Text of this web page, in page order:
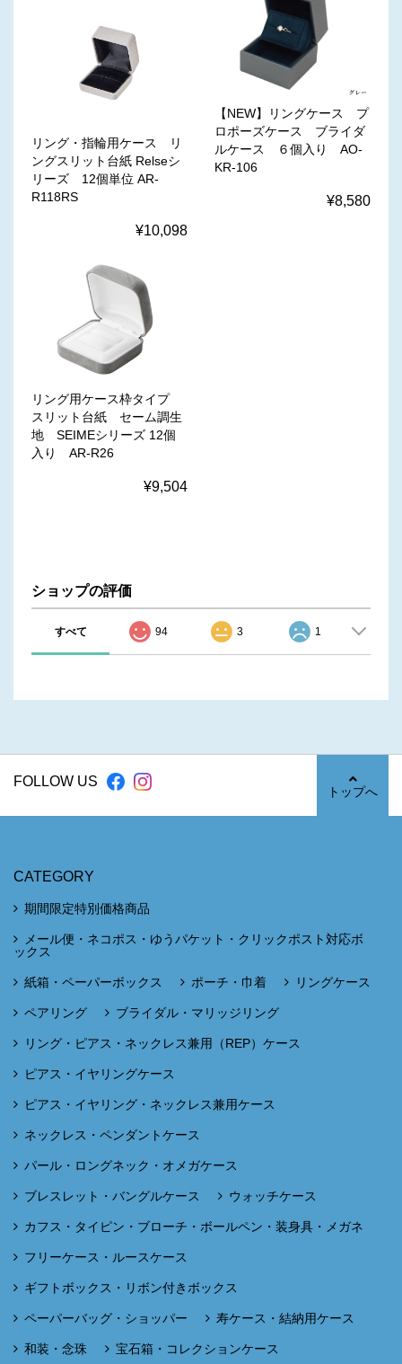
リング・指輪用ケース リ
ングスリット台紙 Relseシ
リーズ 12個単位 AR-
R118RS
¥10,098
【NEW】リングケース プ
ロポーズケース ブライダ
ルケース ６個入り AO-
KR-106
¥8,580
リング用ケース枠タイプ
スリット台紙 セーム調生
地 SEIMEシリーズ 12個
入り AR-R26
¥9,504
ショップの評価
すべて 94 3 1
FOLLOW US
トップへ
CATEGORY
期間限定特別価格商品
メール便・ネコポス・ゆうパケット・クリックポスト対応ボ
ックス
紙箱・ペーパーボックス ポーチ・巾着 リングケース
ペアリング ブライダル・マリッジリング
リング・ピアス・ネックレス兼用（REP）ケース
ピアス・イヤリングケース
ピアス・イヤリング・ネックレス兼用ケース
ネックレス・ペンダントケース
パール・ロングネック・オメガケース
ブレスレット・バングルケース ウォッチケース
カフス・タイピン・ブローチ・ボールペン・装身具・メガネ
フリーケース・ルースケース
ギフトボックス・リボン付きボックス
ペーパーバッグ・ショッパー 寿ケース・結納用ケース
和装・念珠 宝石箱・コレクションケース